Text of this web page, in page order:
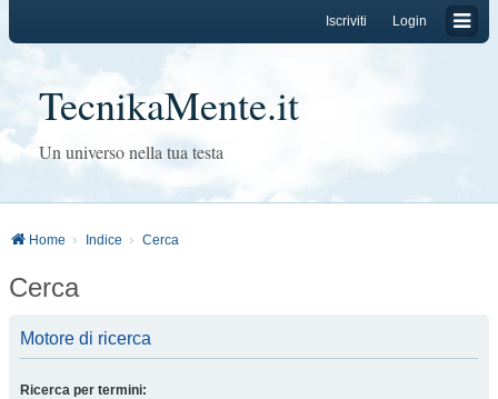
Login
Iscriviti
TecnikaMente.it
Un universo nella tua testa
Home Indice Cerca
Cerca
Motore di ricerca
Ricerca per termini: